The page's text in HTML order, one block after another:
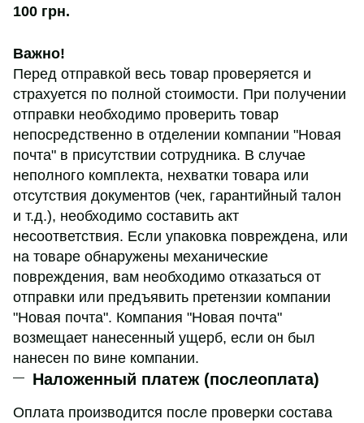
100 грн.
Важно!
Перед отправкой весь товар проверяется и
страхуется по полной стоимости. При получении
отправки необходимо проверить товар
непосредственно в отделении компании "Новая
почта" в присутствии сотрудника. В случае
неполного комплекта, нехватки товара или
отсутствия документов (чек, гарантийный талон
и т.д.), необходимо составить акт
несоответствия. Если упаковка повреждена, или
на товаре обнаружены механические
повреждения, вам необходимо отказаться от
отправки или предъявить претензии компании
"Новая почта". Компания "Новая почта"
возмещает нанесенный ущерб, если он был
нанесен по вине компании.
Наложенный платеж (послеоплата)
Оплата производится после проверки состава